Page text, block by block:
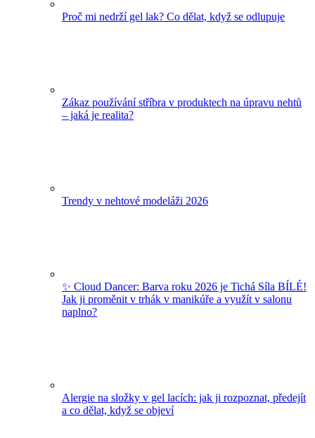
Proč mi nedrží gel lak? Co dělat, když se odlupuje
Zákaz používání stříbra v produktech na úpravu nehtů
– jaká je realita?
Trendy v nehtové modeláži 2026
✨ Cloud Dancer: Barva roku 2026 je Tichá Síla BÍLÉ!
Jak ji proměnit v trhák v manikúře a využít v salonu
naplno?
Alergie na složky v gel lacích: jak ji rozpoznat, předejít
a co dělat, když se objeví